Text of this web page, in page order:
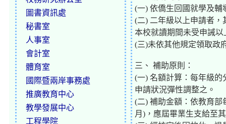
圖書資訊處
秘書室
人事室
會計室
體育室
國際暨兩岸事務處
推廣教育中心
教學發展中心
工程學院
(一) 依僑生回國就學及
(二) 二年級以上申請者
本校就讀期間未受申誡以
(三)未依其他規定領取政
三、 補助原則：
(一) 名額計算：每年級
申請狀況彈性調整之。
(二) 補助金額：依教育
月)，應屆畢業生支給至